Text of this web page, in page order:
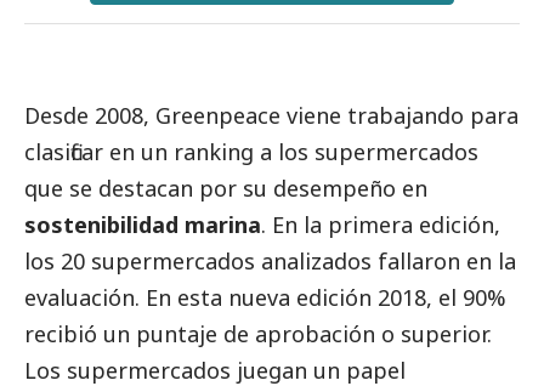
Desde 2008, Greenpeace viene trabajando para
clasificar en un ranking a los supermercados
que se destacan por su desempeño en
sostenibilidad marina. En la primera edición,
los 20 supermercados analizados fallaron en la
evaluación. En esta nueva edición 2018, el 90%
recibió un puntaje de aprobación o superior.
Los supermercados juegan un papel